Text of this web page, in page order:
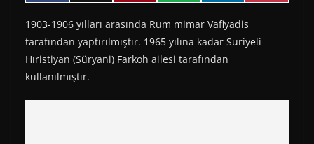
on
a
e
b
o
o
k
on
(
w
i
t
t
on
i
t
e
e
on
h
t
s
A
p
on
e
e
g
r
on
o
1903-1906 yılları arasında Rum mimar Vafiyadis
tarafından yaptırılmıştır. 1965 yılına kadar Suriyeli
Hıristiyan (Süryani) Farkoh ailesi tarafından
kullanılmıştır.